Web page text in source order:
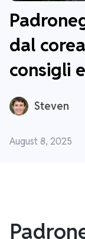
dal
consigli
Steven
August 8, 2025